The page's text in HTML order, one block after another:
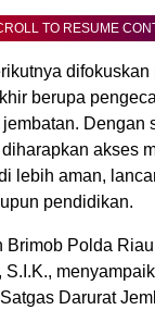
TO RESUME
difokuskan
berupa
Dengan
akses
lebih aman,
pendidikan.
Brimob Polda
S.I.K.,
Darurat